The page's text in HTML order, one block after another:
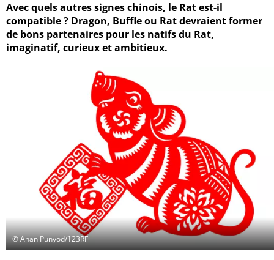
Avec quels autres signes chinois, le Rat est-il
compatible ? Dragon, Buffle ou Rat devraient former
de bons partenaires pour les natifs du Rat,
imaginatif, curieux et ambitieux.
© Anan Punyod/123RF